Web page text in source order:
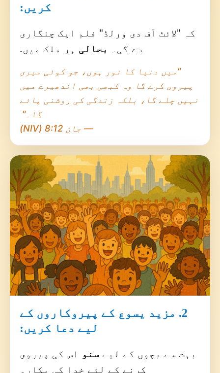
کریں:
کہ "لائٹ آف دی ورلڈ" فلم ایک چنگاری
دے گی۔ بحالی ہر ملک میں.
"میں دنیا کا نور ہوں، جو کوئی میری
پیروی کرے گا وہ کبھی بھی اندھیرے میں
نہیں چلے گا، بلکہ زندگی کی روشنی پائے
گا۔"
— جان 8:12 (NIV)
2. مزید یسوع کے پیروکاروں کے
لیے دعا کریں:
بہت سے بچوں کے لیے سنو
اس کی پیروی
کرنے کے لئے خدا کی پکار۔